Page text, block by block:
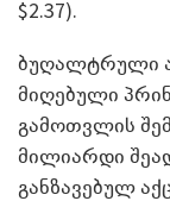
$2.37).
ბუღალტრული
მიღებული
გამოთვლის
მილიარდი
განზავებულ